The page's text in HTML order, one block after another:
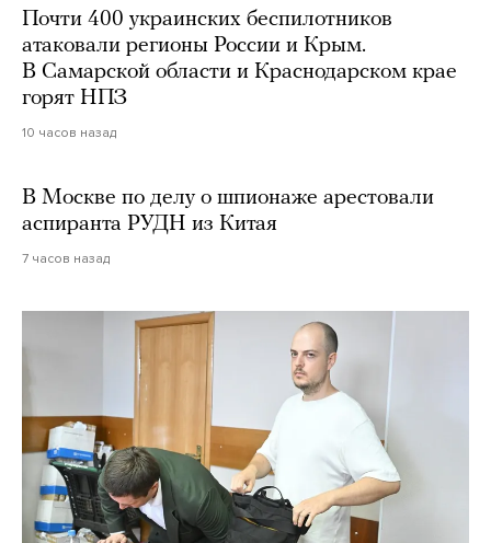
Почти 400 украинских беспилотников
атаковали регионы России и Крым.
В Самарской области и Краснодарском крае
горят НПЗ
10 часов назад
В Москве по делу о шпионаже арестовали
аспиранта РУДН из Китая
7 часов назад